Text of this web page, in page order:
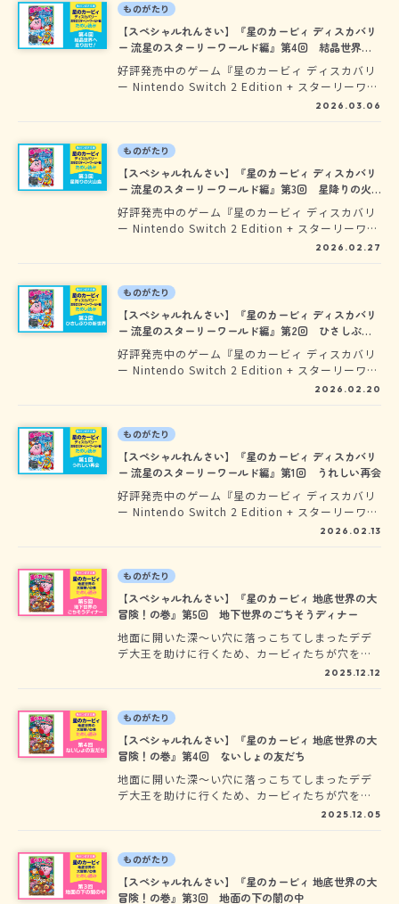
になった新世界に、またまた大事件!? 角川つば
さ文庫から発売中の『星のカービィ ディスカバ
リー 新世界へ走り出せ！編』『星のカービィ デ
ィスカバリー 絶島の夢をうちくだけ！編』に続
く、カービィの新しい冒険が始まるよ!!
ものがたり
【スペシャルれんさい】『星のカービィ ディスカバリ
ー 流星のスターリーワールド編』第4回 結晶世界へ
走り出せ！
好評発売中のゲーム『星のカービィ ディスカバリ
ー Nintendo Switch 2 Edition + スターリーワー
ルド』の小説版が、2026年3月11日、角川つばさ
になった新世界に、またまた大事件!? 角川つば
さ文庫から発売中の『星のカービィ ディスカバ
リー 新世界へ走り出せ！編』『星のカービィ デ
ィスカバリー 絶島の夢をうちくだけ！編』に続
く、カービィの新しい冒険が始まるよ!!
2026.03.06
ものがたり
【スペシャルれんさい】『星のカービィ ディスカバリ
ー 流星のスターリーワールド編』第3回 星降りの火
山島
好評発売中のゲーム『星のカービィ ディスカバリ
ー Nintendo Switch 2 Edition + スターリーワー
ルド』の小説版が、2026年3月11日、角川つばさ
になった新世界に、またまた大事件!? 角川つば
さ文庫から発売中の『星のカービィ ディスカバ
リー 新世界へ走り出せ！編』『星のカービィ デ
ィスカバリー 絶島の夢をうちくだけ！編』に続
く、カービィの新しい冒険が始まるよ!!
2026.02.27
ものがたり
【スペシャルれんさい】『星のカービィ ディスカバリ
ー 流星のスターリーワールド編』第2回 ひさしぶり
の新世界
好評発売中のゲーム『星のカービィ ディスカバリ
ー Nintendo Switch 2 Edition + スターリーワー
ルド』の小説版が、2026年3月11日、角川つばさ
になった新世界に、またまた大事件!? 角川つば
さ文庫から発売中の『星のカービィ ディスカバ
リー 新世界へ走り出せ！編』『星のカービィ デ
ィスカバリー 絶島の夢をうちくだけ！編』に続
く、カービィの新しい冒険が始まるよ!!
2026.02.20
ものがたり
【スペシャルれんさい】『星のカービィ ディスカバリ
ー 流星のスターリーワールド編』第1回 うれしい再会
好評発売中のゲーム『星のカービィ ディスカバリ
ー Nintendo Switch 2 Edition + スターリーワー
ルド』の小説版が、2026年3月11日、角川つばさ
になった新世界に、またまた大事件!? 角川つば
さ文庫から発売中の『星のカービィ ディスカバ
リー 新世界へ走り出せ！編』『星のカービィ デ
ィスカバリー 絶島の夢をうちくだけ！編』に続
く、カービィの新しい冒険が始まるよ!!
2026.02.13
ものがたり
【スペシャルれんさい】『星のカービィ 地底世界の大
冒険！の巻』第5回 地下世界のごちそうディナー
地面に開いた深～い穴に落っこちてしまったデデ
デ大王を助けに行くため、カービィたちが穴をお
りると、そこには、見たこともない地底世界が広
げられる、カービィたちの大冒険を、どこよりも
早く先行ためし読みできちゃうよ！
2025.12.12
ものがたり
【スペシャルれんさい】『星のカービィ 地底世界の大
冒険！の巻』第4回 ないしょの友だち
地面に開いた深～い穴に落っこちてしまったデデ
デ大王を助けに行くため、カービィたちが穴をお
りると、そこには、見たこともない地底世界が広
げられる、カービィたちの大冒険を、どこよりも
早く先行ためし読みできちゃうよ！
2025.12.05
ものがたり
【スペシャルれんさい】『星のカービィ 地底世界の大
冒険！の巻』第3回 地面の下の闇の中